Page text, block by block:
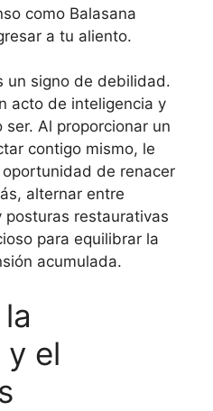
como Balasana
a tu aliento.
un signo de debilidad.
acto de inteligencia y
Al proporcionar un
contigo mismo, le
de renacer
alternar entre
restaurativas
para equilibrar la
acumulada.
el